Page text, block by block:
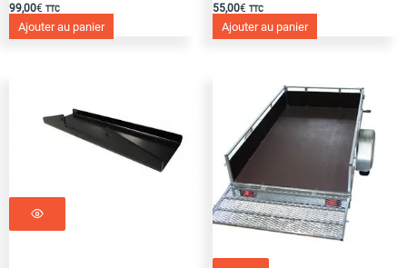
99,00€ TTC
Ajouter au panier
55,00€ TTC
Ajouter au panier